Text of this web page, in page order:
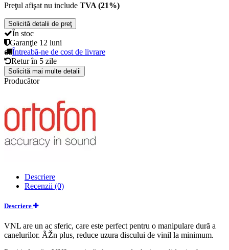
Preţul afişat nu include TVA (21%)
Solicită detalii de preţ
În stoc
Garanţie 12 luni
Întreabă-ne de cost de livrare
Retur în 5 zile
Solicită mai multe detalii
Producător
Descriere
Recenzii (0)
Descriere
VNL are un ac sferic, care este perfect pentru o manipulare dură a
canelurilor. ÃŽn plus, reduce uzura discului de vinil la minimum.